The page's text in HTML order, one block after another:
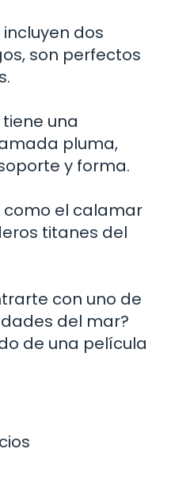
incluyen dos
son perfectos
una
pluma,
y forma.
como el calamar
titanes del
con uno de
del mar?
de una película